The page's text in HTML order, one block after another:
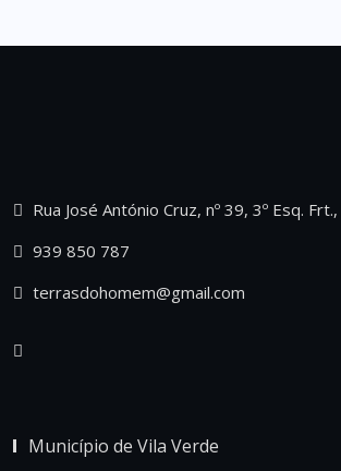
Rua José António Cruz, nº 39, 3º Esq.
939 850 787
terrasdohomem@gmail.com
Município de Vila Verde